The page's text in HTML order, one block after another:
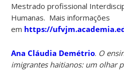
Mestrado profissional
Humanas. Mais informações
em https://
Ana Cláudia Demétrio. O
imigrantes haitianos: um olhar